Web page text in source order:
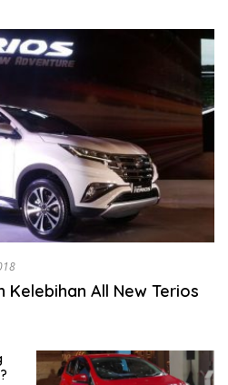
All New Terios